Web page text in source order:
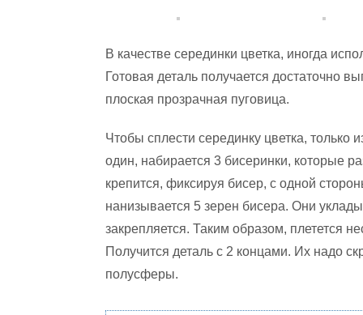
В качестве серединки цветка, иногда
Готовая деталь получается достаточно
плоская прозрачная пуговица.
Чтобы сплести серединку цветка, только
один, набирается 3 бисеринки, которые
крепится, фиксируя бисер, с одной
нанизывается 5 зерен бисера. Они
закрепляется. Таким образом, плетется
Получится деталь с 2 концами. Их надо
полусферы.